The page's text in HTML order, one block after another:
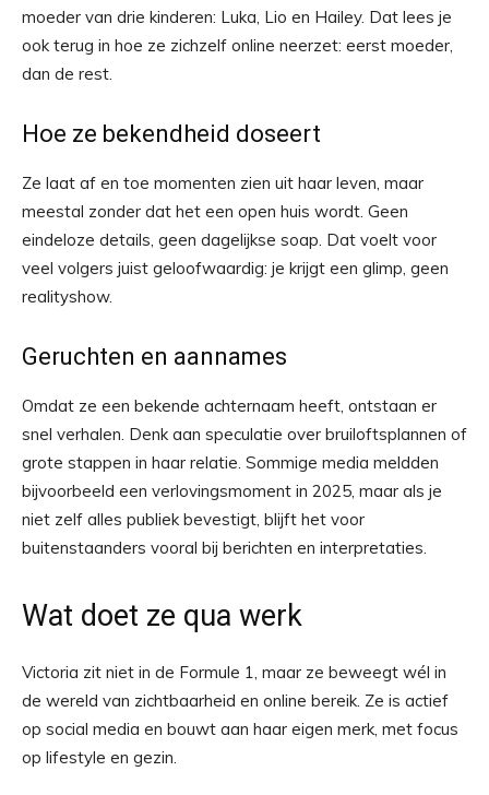
moeder van drie kinderen: Luka, Lio en Hailey. Dat lees je
ook terug in hoe ze zichzelf online neerzet: eerst moeder,
dan de rest.
Hoe ze bekendheid doseert
Ze laat af en toe momenten zien uit haar leven, maar
meestal zonder dat het een open huis wordt. Geen
eindeloze details, geen dagelijkse soap. Dat voelt voor
veel volgers juist geloofwaardig: je krijgt een glimp, geen
realityshow.
Geruchten en aannames
Omdat ze een bekende achternaam heeft, ontstaan er
snel verhalen. Denk aan speculatie over bruiloftsplannen of
grote stappen in haar relatie. Sommige media meldden
bijvoorbeeld een verlovingsmoment in 2025, maar als je
niet zelf alles publiek bevestigt, blijft het voor
buitenstaanders vooral bij berichten en interpretaties.
Wat doet ze qua werk
Victoria zit niet in de Formule 1, maar ze beweegt wél in
de wereld van zichtbaarheid en online bereik. Ze is actief
op social media en bouwt aan haar eigen merk, met focus
op lifestyle en gezin.